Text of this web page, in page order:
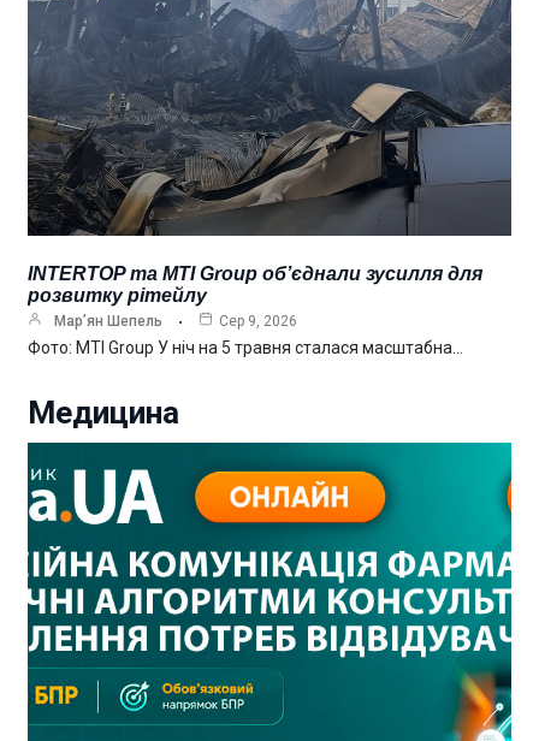
INTERTOP та MTI Group об’єднали зусилля для
розвитку рітейлу
Мар’ян Шепель Сер 9, 2026
Фото: MTI Group У ніч на 5 травня сталася масштабна…
Медицина